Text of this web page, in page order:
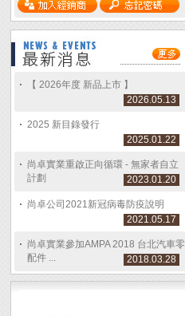
【 2026年度 新品上市 】
2026.05.13
2025 新目錄發行
2025.01.22
尚卓實業重啟正向循環 - 無家者自立
計劃
2023.01.20
尚卓公司2021新冠病毒防疫說明
2021.05.17
尚卓實業參加AMPA 2018 台北汽車零
配件 ...
2018.03.28